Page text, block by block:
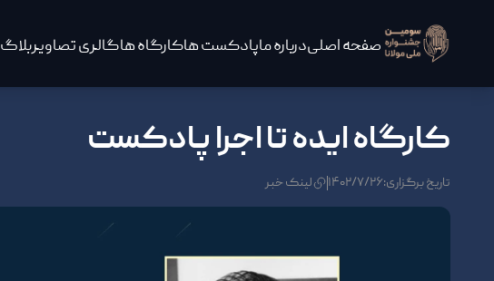
صفحه اصلیدرباره ماپادکست هاکارگاه هاگالری تصاویربلاگ
کارگاه ایده تا اجرا پادکست
تاریخ برگزاری:۱۴۰۲/۷/۲۶ لینک خبر